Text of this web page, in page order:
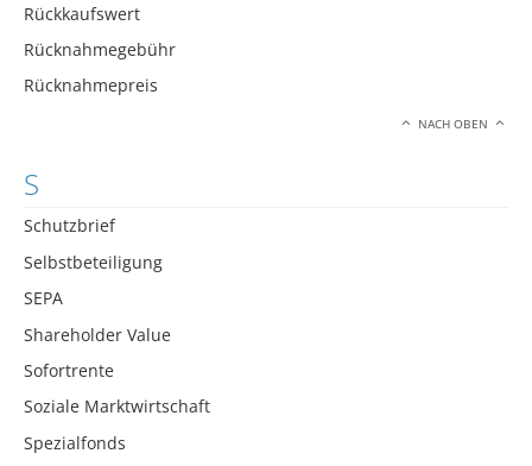
Rückkaufswert
Rücknahmegebühr
Rücknahmepreis
NACH OBEN
S
Schutzbrief
Selbstbeteiligung
SEPA
Shareholder Value
Sofortrente
Soziale Marktwirtschaft
Spezialfonds